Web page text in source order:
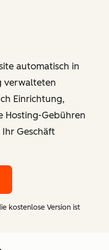
automatisch in
verwalteten
Einrichtung,
Hosting-Gebühren
Geschäft
kostenlose Version ist